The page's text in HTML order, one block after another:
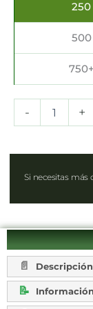
250
500
750+
- +
Si necesitas más
Descripción